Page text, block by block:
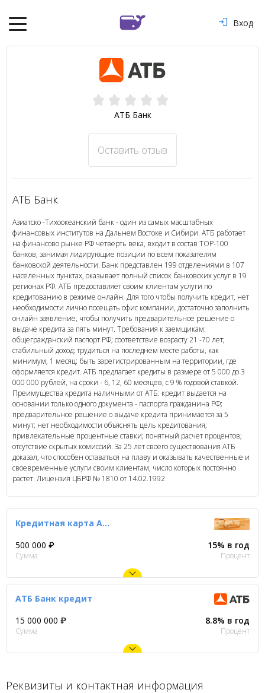
Вход
АТБ Банк
Оставить отзыв
АТБ Банк
Азиатско -Тихоокеанский банк - один из самых масштабных
финансовых институтов на Дальнем Востоке и Сибири. АТБ работает
на финансово рынке РФ четверть века, входит в состав ТОР-100
банков, занимая лидирующие позиции по всем показателям
банковской деятельности. Банк представлен 199 отделениями в 107
населенных пунктах, оказывает полный список банковских услуг в 19
регионах РФ. АТБ предоставляет своим клиентам услуги по
кредитованию в режиме онлайн. Для того чтобы получить кредит, нет
необходимости лично посещать офис компании, достаточно заполнить
онлайн заявление, чтобы получить предварительное решение о
выдаче кредита за пять минут. Требования к заемщикам:
общегражданский паспорт РФ; соответствие возрасту 21 -70 лет;
стабильный доход; трудиться на последнем месте работы, как
минимум, 1 месяц; быть зарегистрированным на территории, где
оформляется кредит. АТБ предлагает кредиты в размере от 5 000 до 3
000 000 рублей, на сроки - 6, 12, 60 месяцев, с 9 % годовой ставкой.
Преимущества кредита наличными от АТБ: кредит выдается на
основании только одного документа - паспорта гражданина РФ;
предварительное решение о выдаче кредита принимается за 5
минут; нет необходимости объяснять цель кредитования;
привлекательные процентные ставки; понятный расчет процентов;
отсутствие скрытых комиссий. За 25 лет своего существования АТБ
доказал, что способен оставаться на плаву и оказывать качественные и
своевременные услуги своим клиентам, число которых постоянно
растет. Лицензия ЦБРФ № 1810 от 14.02.1992
Кредитная карта АТБ
500 000 ₽
Сумма
15% в год
Процент
АТБ Банк кредит
15 000 000 ₽
Сумма
8.8% в год
Процент
Реквизиты и контактная информация